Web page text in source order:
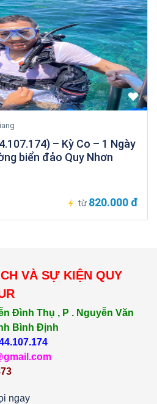
– Kỳ Co – 1 Ngày
biển đảo Quy Nhơn
từ 820.000 đ
VÀ SỰ KIỆN QUY
Đình Thụ , P . Nguyễn Văn
Bình Định
ngay